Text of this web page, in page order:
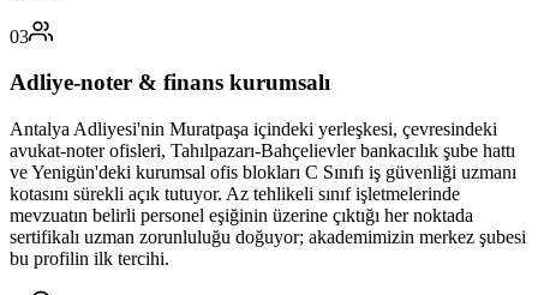
03
Adliye-noter & finans kurumsalı
Antalya Adliyesi'nin Muratpaşa içindeki yerleşkesi, çevresindeki
avukat-noter ofisleri, Tahılpazarı-Bahçelievler bankacılık şube hattı
ve Yenigün'deki kurumsal ofis blokları C Sınıfı iş güvenliği uzmanı
kotasını sürekli açık tutuyor. Az tehlikeli sınıf işletmelerinde
mevzuatın belirli personel eşiğinin üzerine çıktığı her noktada
sertifikalı uzman zorunluluğu doğuyor; akademimizin merkez şubesi
bu profilin ilk tercihi.